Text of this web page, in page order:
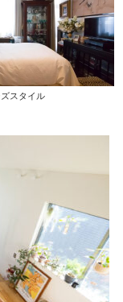
スタイル